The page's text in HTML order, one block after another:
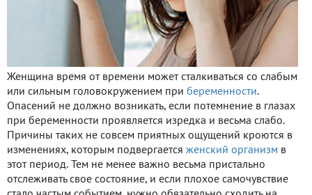
Женщина время от времени может сталкиваться со слабым
или сильным головокружением при беременности.
Опасений не должно возникать, если потемнение в глазах
при беременности проявляется изредка и весьма слабо.
Причины таких не совсем приятных ощущений кроются в
изменениях, которым подвергается женский организм в
этот период. Тем не менее важно весьма пристально
отслеживать свое состояние, и если плохое самочувствие